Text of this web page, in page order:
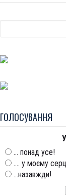
ГОЛОСУВАННЯ
... понад усе!
.... у моєму
...назавжди!